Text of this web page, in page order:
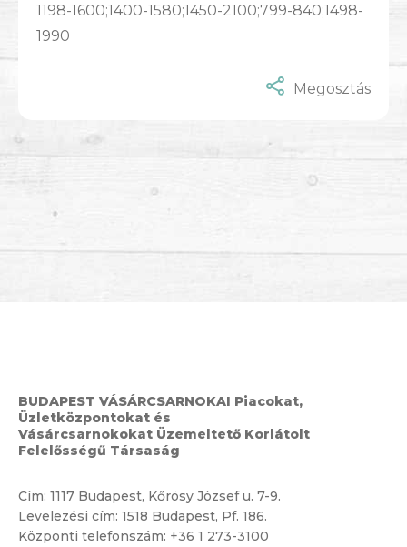
1198-1600;1400-1580;1450-2100;799-840;1498-
1990
Megosztás
BUDAPEST VÁSÁRCSARNOKAI Piacokat,
Üzletközpontokat és
Vásárcsarnokokat Üzemeltető Korlátolt
Felelősségű Társaság
Cím: 1117 Budapest, Kőrösy József u. 7-9.
Levelezési cím: 1518 Budapest, Pf. 186.
Központi telefonszám: +36 1 273-3100